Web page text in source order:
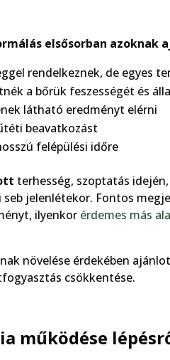
elsősorban azoknak
rendelkeznek, de egyes
a bőrük feszességét és
látható eredményt elérni
beavatkozást
felépülési időre
terhesség, szoptatás
jelenlétekor. Fontos
ilyenkor érdemes más
növelése érdekében
csökkentése.
működése